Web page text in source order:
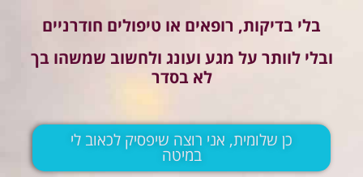
בלי בדיקות, רופאים או טיפולים חודרניים
ובלי לוותר על מגע ועונג ולחשוב שמשהו בך
לא בסדר
כן שלומית, אני רוצה שיפסיק לכאוב לי
במיטה